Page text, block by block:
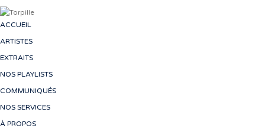
ACCUEIL
ARTISTES
EXTRAITS
NOS PLAYLISTS
COMMUNIQUÉS
NOS SERVICES
À PROPOS